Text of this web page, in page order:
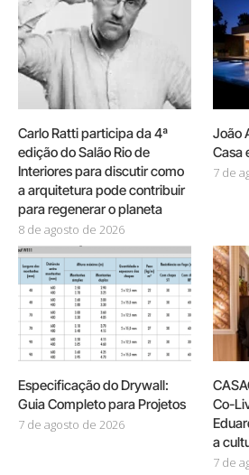
Carlo Ratti participa da 4ª
edição do Salão Rio de
Interiores para discutir como
a arquitetura pode contribuir
para regenerar o planeta
8 de agosto de 2026
João
Casa
7 de
Especificação do Drywall:
Guia Completo para Projetos
7 de agosto de 2026
Co-
a
7 de